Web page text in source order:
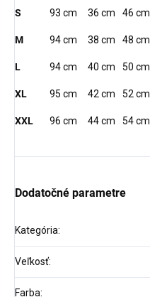
S 93 cm 36 cm 46 cm
M 94 cm 38 cm 48 cm
L 94 cm 40 cm 50 cm
XL 95 cm 42 cm 52 cm
XXL 96 cm 44 cm 54 cm
Dodatočné parametre
Kategória:
Veľkosť:
Farba: